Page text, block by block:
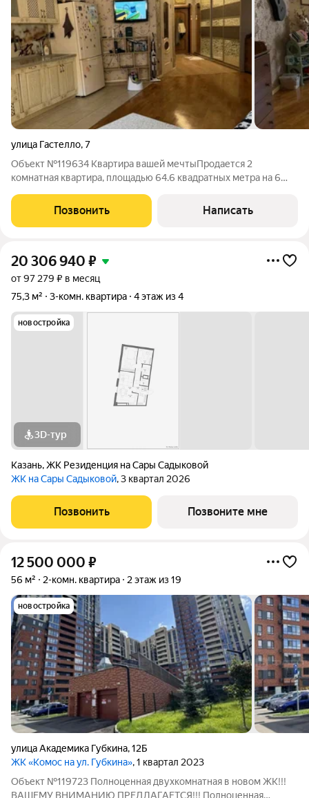
улица Гастелло,7
Объект №119634 Квартира вашей мечтыПродается 2
комнатная квартира, площадью 64.6 квадратных метра на 6
в 2014 году, высота потолка 2,80м Двухуровневая подземная
парковка, 2 грузопассажирских
Позвонить Написать
20 306 940 ₽
от 97 279 ₽ в месяц
75,3 м²
3-комн. квартира 4 этаж из 4
новостройка
3D-тур
Казань,ЖК Резиденция на Сары Садыковой
ЖК на Сары Садыковой, 3 квартал 2026
Позвонить Позвоните мне
12 500 000 ₽
56 м² 2-комн. квартира 2 этаж из 19
новостройка
улица Академика Губкина,12Б
ЖК «Комос на ул. Губкина», 1 квартал 2023
Объект №119723 Полноценная двухкомнатная в новом ЖК!!!
ВАШЕМУ ВНИМАНИЮ ПРЕДЛАГАЕТСЯ!!! Полноценная